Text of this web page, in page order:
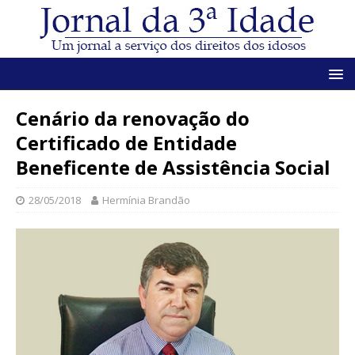
Cenário da renovação do
Certificado de Entidade
Beneficente de Assistência Social
28/05/2018 Hermínia Brandão